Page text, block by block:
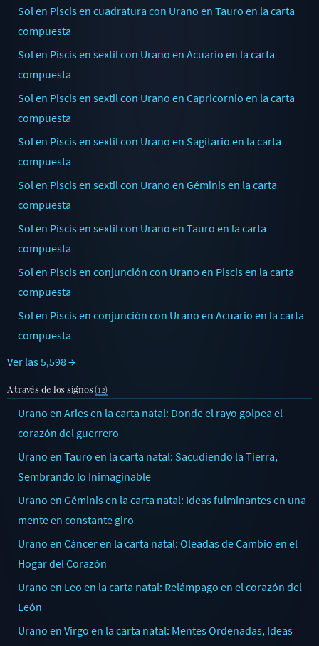
Sol en Piscis en cuadratura con Urano en Tauro en la carta
compuesta
Sol en Piscis en sextil con Urano en Acuario en la carta
compuesta
Sol en Piscis en sextil con Urano en Capricornio en la carta
compuesta
Sol en Piscis en sextil con Urano en Sagitario en la carta
compuesta
Sol en Piscis en sextil con Urano en Géminis en la carta
compuesta
Sol en Piscis en sextil con Urano en Tauro en la carta
compuesta
Sol en Piscis en conjunción con Urano en Piscis en la carta
compuesta
Sol en Piscis en conjunción con Urano en Acuario en la carta
compuesta
Ver las 5,598 →
A través de los signos(12)
Urano en Aries en la carta natal: Donde el rayo golpea el
corazón del guerrero
Urano en Tauro en la carta natal: Sacudiendo la Tierra,
Sembrando lo Inimaginable
Urano en Géminis en la carta natal: Ideas fulminantes en una
mente en constante giro
Urano en Cáncer en la carta natal: Oleadas de Cambio en el
Hogar del Corazón
Urano en Leo en la carta natal: Relámpago en el corazón del
León
Urano en Virgo en la carta natal: Mentes Ordenadas, Ideas